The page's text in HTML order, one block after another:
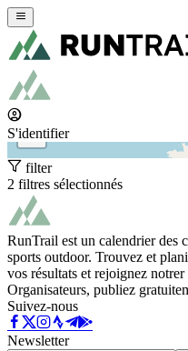
S'identifier
+
−
filter
2 filtres sélectionnés
RunTrail est un calendrier des
sports outdoor. Trouvez et
vos résultats et rejoignez
Organisateurs, publiez
Suivez-nous
Newsletter